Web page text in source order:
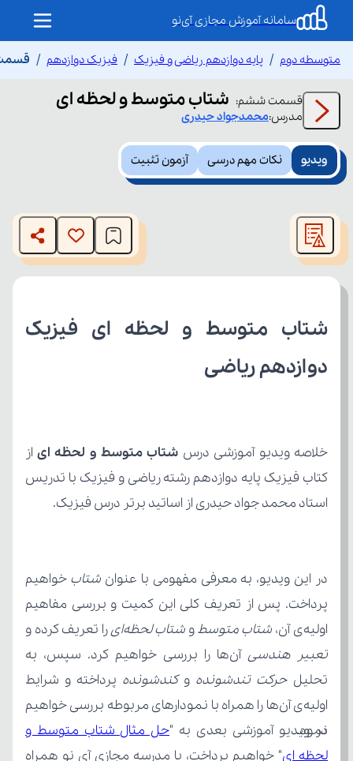
سامانه آموزش مجازی آی‌نو
متوسطه دوم پایه دوازدهم ریاضی و فیزیک فیزیک دوازدهم
قسمت ششم: شتاب متوسط و لحظه ای
مدرس:محمدجوادحیدری
ویدیو نکات مهم درسی آزمون تثبیت
modal
window.
The media could not be loaded, either because the server
or network failed or because the format is not supported.
دوازدهم ریاضی
خلاصه ویدیو آموزشی درس شتاب متوسط و لحظه ای
استاد محمد جواد حیدری از اساتید برتر درس فیزیک.
در این ویدیو، به معرفی مفهومی با عنوان شتاب
اولیه‌ی آن، شتاب متوسط و شتاب لحظه‌ای را تعریف کرده و
تعبیر هندسی
تحلیل حرکت تندشونده و کندشونده
نمود.
در ویدیو آموزشی بعدی به "
لحظه ای